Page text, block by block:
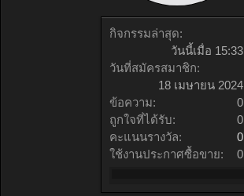
กิจกรรมล่าสุด:
วันนี้เมื่อ 15:33
วันที่สมัครสมาชิก:
18 เมษายน 2024
ข้อความ:
0
ถูกใจที่ได้รับ:
0
คะแนนรางวัล:
0
ใช้งานประกาศซื้อขาย:
0